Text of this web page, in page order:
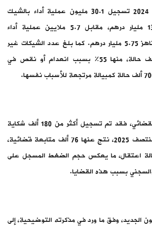
فقد تم خلال سنة 2024 تسجيل 30.1 مليون عملية أداء بالشيك
بقيمة تجاوزت 1319 مليار درهم، مقابل 5.7 ملايين عملية أداء
بالكمبيالة بقيمة تناهز 5.75 مليار درهم. كما بلغ عدد الشيكات غير
المؤداة نحو 972 ألف حالة، منها 55% بسبب انعدام أو نقص في
أما على المستوى القضائي، فقد تم تسجيل أكثر من 180 ألف شكاية
بين سنتي 2022 ومنتصف 2025، نتج عنها 76 ألف متابعة قضائية،
58 ألف حالة اعتقال، ما يعكس حجم الضغط المسجل على
بسبب هذه القضايا.
الجديد، وفق ما ورد في مذكرته التوضيحية، إلى